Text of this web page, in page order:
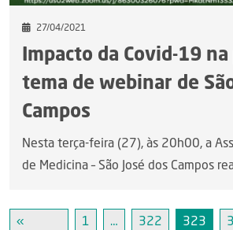
27/04/2021
Impacto da Covid-19
tema de webinar de
Campos
Nesta terça-feira (27), às 20h00, a
de Medicina – São José dos Campos
«
1 … 322 323